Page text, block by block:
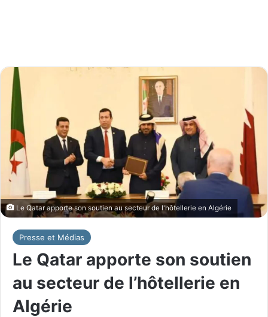
Le Qatar apporte son soutien au secteur de l'hôtellerie en Algérie
Presse et Médias
Le Qatar apporte son soutien
au secteur de l’hôtellerie en
Algérie